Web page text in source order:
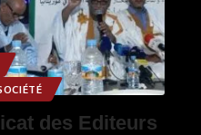
des Editeurs